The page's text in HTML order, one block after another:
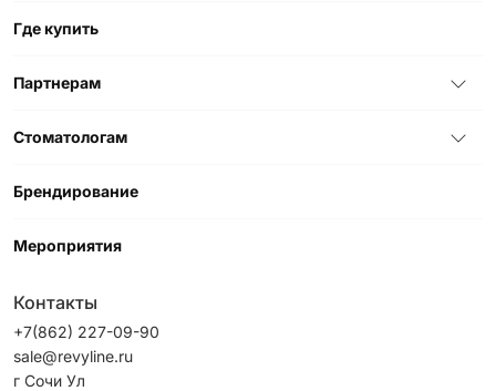
Где купить
Партнерам
Стоматологам
Брендирование
Мероприятия
Контакты
+7(862) 227-09-90
sale@revyline.ru
г Сочи Ул